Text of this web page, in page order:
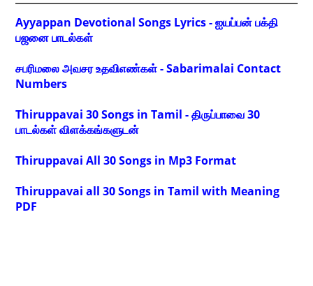
Ayyappan Devotional Songs Lyrics - ஐயப்பன் பக்தி
பஜனை பாடல்கள்
சபரிமலை அவசர உதவிஎண்கள் - Sabarimalai Contact
Numbers
Thiruppavai 30 Songs in Tamil - திருப்பாவை 30
பாடல்கள் விளக்கங்களுடன்
Thiruppavai All 30 Songs in Mp3 Format
Thiruppavai all 30 Songs in Tamil with Meaning
PDF